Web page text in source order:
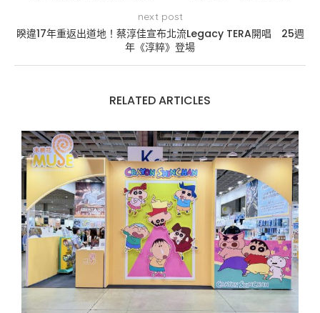
next post
睽違17年重返出道地！蔡淳佳宣布北流Legacy TERA開唱 25週
年《淳粹》登場
RELATED ARTICLES